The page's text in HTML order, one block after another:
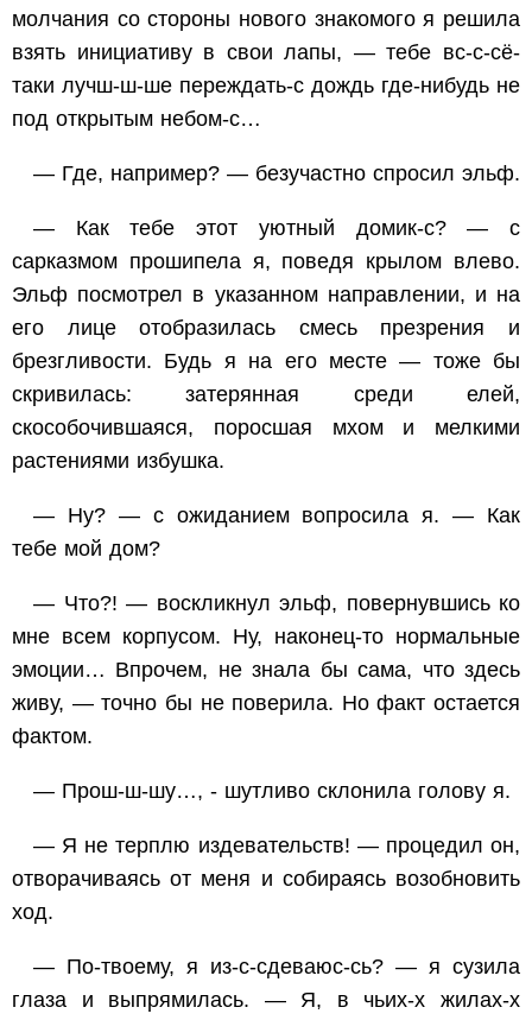
молчания со стороны нового знакомого я решила
взять инициативу в свои лапы, — тебе вс-с-сё-
таки лучш-ш-ше переждать-с дождь где-нибудь не
под открытым небом-с…
— Где, например? — безучастно спросил эльф.
— Как тебе этот уютный домик-с? — с
сарказмом прошипела я, поведя крылом влево.
Эльф посмотрел в указанном направлении, и на
его лице отобразилась смесь презрения и
брезгливости. Будь я на его месте — тоже бы
скривилась: затерянная среди елей,
скособочившаяся, поросшая мхом и мелкими
растениями избушка.
— Ну? — с ожиданием вопросила я. — Как
тебе мой дом?
— Что?! — воскликнул эльф, повернувшись ко
мне всем корпусом. Ну, наконец-то нормальные
эмоции… Впрочем, не знала бы сама, что здесь
живу, — точно бы не поверила. Но факт остается
фактом.
— Прош-ш-шу…, - шутливо склонила голову я.
— Я не терплю издевательств! — процедил он,
отворачиваясь от меня и собираясь возобновить
ход.
— По-твоему, я из-с-сдеваюс-сь? — я сузила
глаза и выпрямилась. — Я, в чьих-х жилах-х